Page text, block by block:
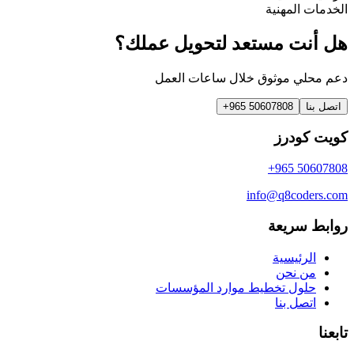
الخدمات المهنية
هل أنت مستعد لتحويل عملك؟
دعم محلي موثوق خلال ساعات العمل
اتصل بنا +965 50607808
كويت كودرز
+965 50607808
info@q8coders.com
روابط سريعة
الرئيسية
من نحن
حلول تخطيط موارد المؤسسات
اتصل بنا
تابعنا